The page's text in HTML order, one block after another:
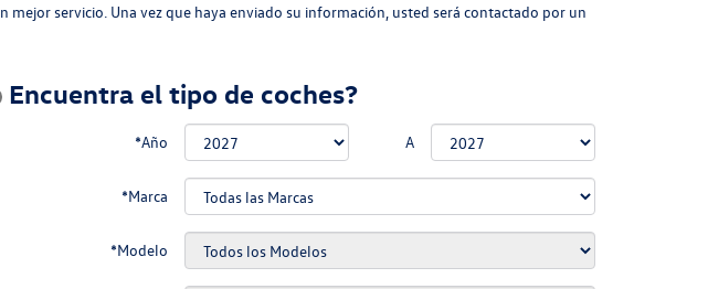
servicio. Una vez que haya enviado su información, usted será contactado por un
Encuentra el tipo de coches?
*Año A
*Marca
*Modelo